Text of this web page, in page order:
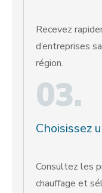
Recevez
d’entreprises
région.
03.
Choisissez
Consultez les
chauffage et